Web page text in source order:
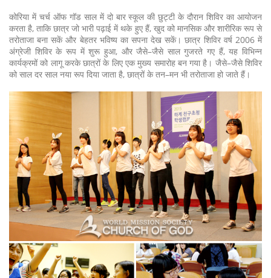
कोरिया में चर्च ऑफ गॉड साल में दो बार स्कूल की छुट्टी के दौरान शिविर का आयोजन
करता है, ताकि छात्र जो भारी पढ़ाई में थके हुए हैं, खुद को मानसिक और शारीरिक रूप से
तरोताजा बना सकें और बेहतर भविष्य का सपना देख सकें। छात्र शिविर वर्ष 2006 में
अंग्रेजी शिविर के रूप में शुरू हुआ, और जैसे–जैसे साल गुजरते गए हैं, यह विभिन्न
कार्यक्रमों को लागू करके छात्रों के लिए एक मुख्य समारोह बन गया है। जैसे–जैसे शिविर
को साल दर साल नया रूप दिया जाता है, छात्रों के तन–मन भी तरोताजा हो जाते हैं।